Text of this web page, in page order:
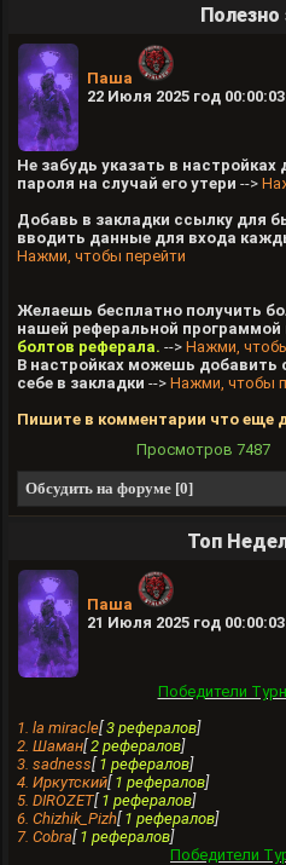
Полезно
Паша
22 Июля 2025 год 00:00:03
Не забудь указать в
пароля на случай его утери -->
Добавь в закладки ссылку для
вводить данные для входа
Нажми, чтобы перейти
Желаешь бесплатно получить
нашей реферальной программой
болтов реферала. --> Нажми,
В настройках можешь добавить
себе в закладки --> Нажми, чтобы
Пишите в комментарии что еще
Просмотров 7487
Обсудить на форуме [0]
Топ
Паша
21 Июля 2025 год 00:00:03
Победители
1. la miracle[ 3 рефералов]
2. Шамaн[ 2 рефералов]
3. sadness[ 1 рефералов]
4. Иркутский[ 1 рефералов]
5. DIROZET[ 1 рефералов]
6. Chizhik_Pizh[ 1 рефералов]
7. Cobra[ 1 рефералов]
Победители